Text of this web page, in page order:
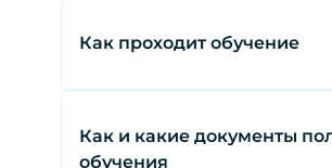
Как проходит обучение
Как и какие документы
обучения